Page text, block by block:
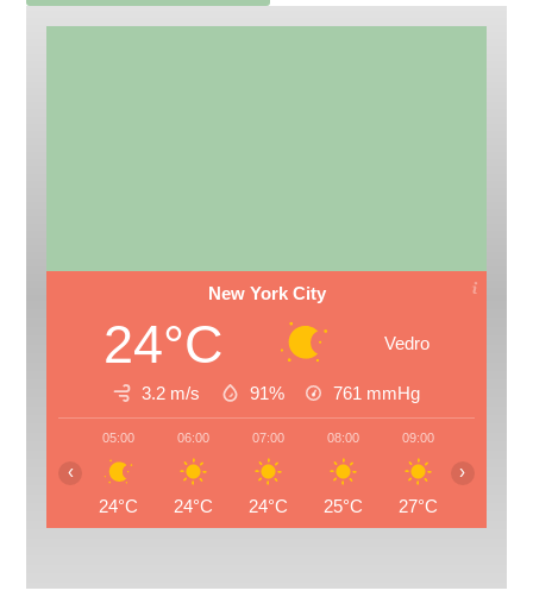
New York City
24°C Vedro
3.2 m/s 91% 761 mmHg
05:00
24°C
06:00
24°C
07:00
24°C
08:00
25°C
09:00
27°C
‹ ›